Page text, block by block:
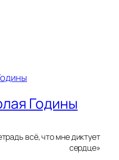
Годины
всё, что мне диктует
сердце»